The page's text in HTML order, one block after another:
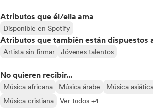
Atributos que él/ella ama
Disponible en Spotify
Atributos que también están dispuestos
Artista sin firmar Jóvenes talentos
No quieren recibir...
Música africana Música árabe Música asiática
Música cristiana
Ver todos +4